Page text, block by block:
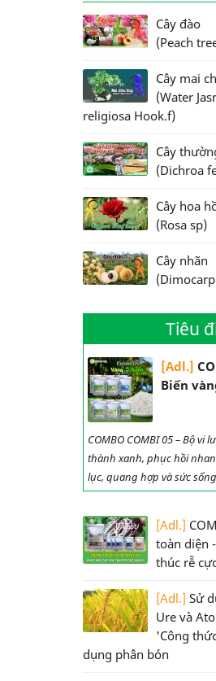
Cây đào
(Peach
Cây mai
(Water
religiosa Hook.f)
Cây
(Dichroa
Cây hoa
(Rosa sp)
Cây nhãn
Tiêu
[Adl.]
Biến
COMBO COMBI 05 – Bộ vi
thành xanh, phục hồi
lục, quang hợp và sức
[Adl.]
toàn diện
thúc rễ
[Adl.] Sử
Ure và
'Công
dụng phân bón